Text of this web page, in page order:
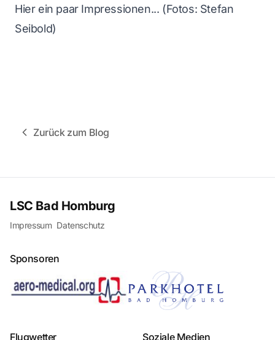
Hier ein paar Impressionen... (Fotos: Stefan
Seibold)
Zurück zum Blog
LSC Bad Homburg
Impressum Datenschutz
Sponsoren
Flugwetter Soziale Medien